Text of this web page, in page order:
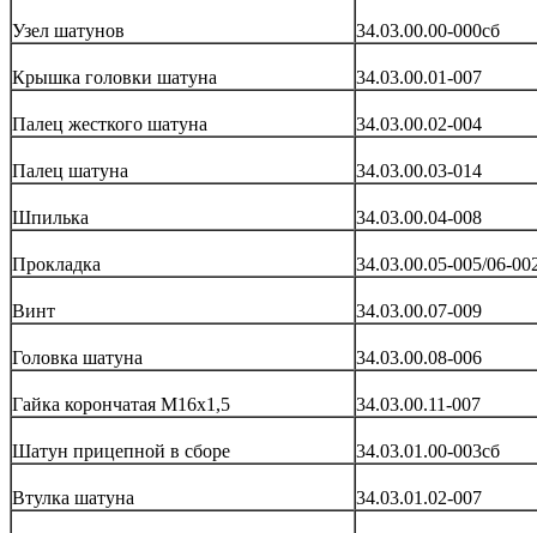
Узел шатунов 34.03.00.00-000сб
Крышка головки шатуна 34.03.00.01-007
Палец жесткого шатуна 34.03.00.02-004
Палец шатуна 34.03.00.03-014
Шпилька 34.03.00.04-008
Прокладка 34.03.00.05-005/06-
Винт 34.03.00.07-009
Головка шатуна 34.03.00.08-006
Гайка корончатая М16х1,5 34.03.00.11-007
Шатун прицепной в сборе 34.03.01.00-003сб
Втулка шатуна 34.03.01.02-007